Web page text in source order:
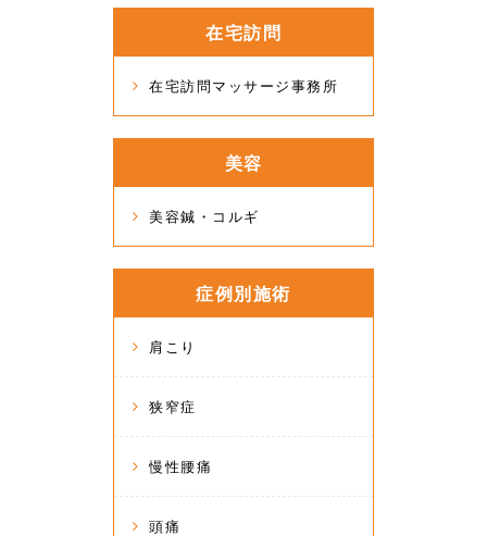
在宅訪問
在宅訪問マッサージ事務所
美容
美容鍼・コルギ
症例別施術
肩こり
狭窄症
慢性腰痛
頭痛